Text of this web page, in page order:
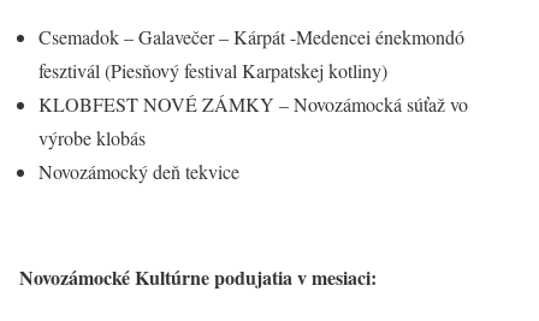
Csemadok – Galavečer – Kárpát -Medencei énekmondó
fesztivál (Piesňový festival Karpatskej kotliny)
KLOBFEST NOVÉ ZÁMKY – Novozámocká súťaž vo
výrobe klobás
Novozámocký deň tekvice
Novozámocké Kultúrne podujatia v mesiaci: